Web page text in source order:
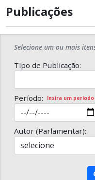
Publicações
Selecione um ou mais
Tipo de Publicação:
Período: Insira um
Autor (Parlamentar):